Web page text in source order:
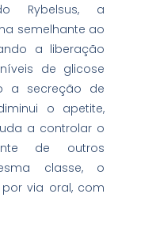
Rybelsus, a
semelhante ao
a liberação
de glicose
a secreção de
o apetite,
a controlar o
de outros
classe, o
via oral, com